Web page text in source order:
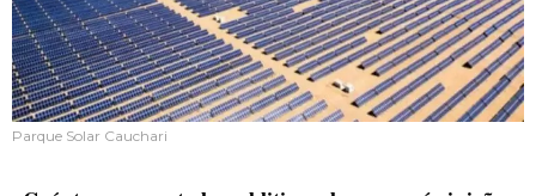
Parque Solar Cauchari